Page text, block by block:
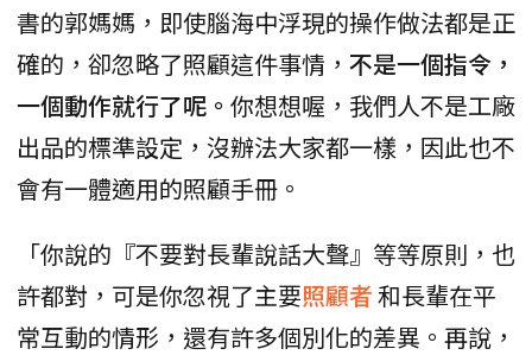
書的郭媽媽，即使腦海中浮現的操作做法都是正
確的，卻忽略了照顧這件事情， 不是一個指令，
一個動作就行了呢。 你想想喔，我們人不是工廠
出品的標準設定，沒辦法大家都一樣，因此也不
會有一體適用的照顧手冊。
「你說的『不要對長輩說話大聲』等等原則，也
許都對，可是你忽視了主要照顧者和長輩在平
常互動的情形，還有許多個別化的差異。再說，